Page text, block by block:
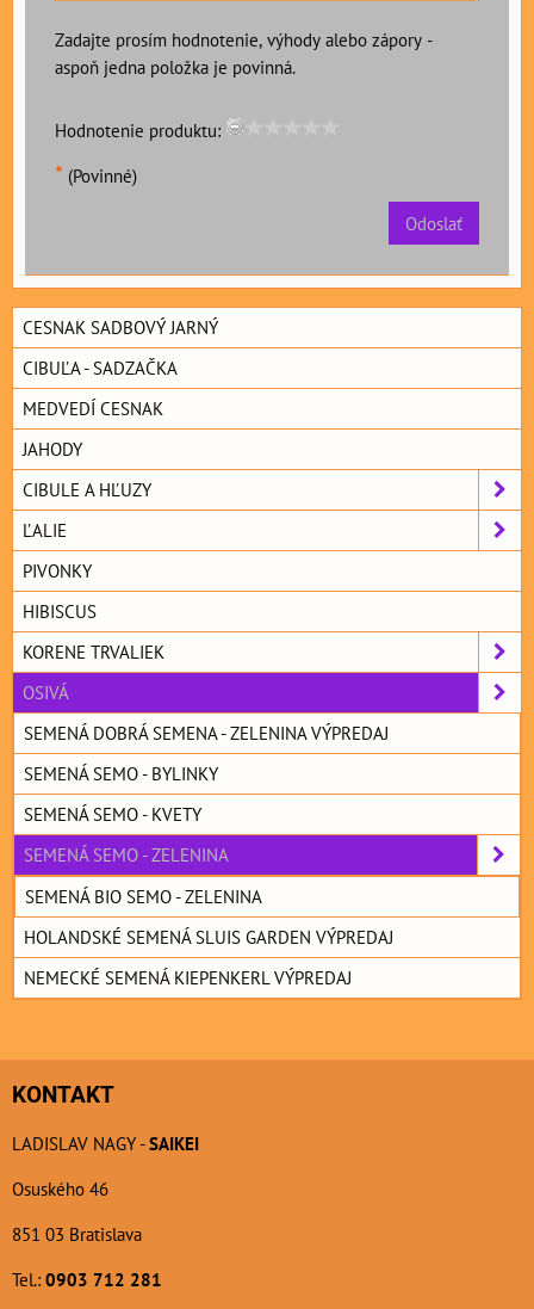
Zadajte prosím hodnotenie, výhody alebo zápory -
aspoň jedna položka je povinná.
Hodnotenie produktu:
* (Povinné)
Odoslať
CESNAK SADBOVÝ JARNÝ
CIBUĽA - SADZAČKA
MEDVEDÍ CESNAK
JAHODY
CIBULE A HĽUZY
ĽALIE
PIVONKY
HIBISCUS
KORENE TRVALIEK
OSIVÁ
SEMENÁ DOBRÁ SEMENA - ZELENINA VÝPREDAJ
SEMENÁ SEMO - BYLINKY
SEMENÁ SEMO - KVETY
SEMENÁ SEMO - ZELENINA
SEMENÁ BIO SEMO - ZELENINA
HOLANDSKÉ SEMENÁ SLUIS GARDEN VÝPREDAJ
NEMECKÉ SEMENÁ KIEPENKERL VÝPREDAJ
KONTAKT
LADISLAV NAGY -SAIKEI
Osuského 46
851 03 Bratislava
Tel.: 0903 712 281